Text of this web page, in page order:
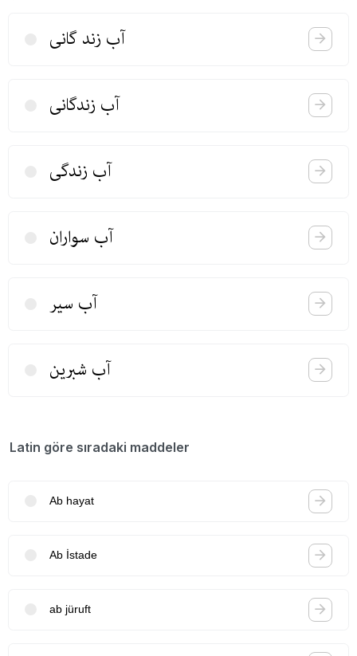
آب زند گانی
آب زندگانی
آب زندگی
آب سواران
آب سیر
آب شبرین
Latin göre sıradaki maddeler
Ab hayat
Ab İstade
ab jüruft